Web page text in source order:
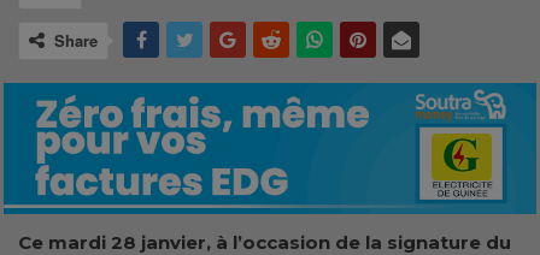
Share
Ce mardi 28 janvier, à l’occasion de la signature du